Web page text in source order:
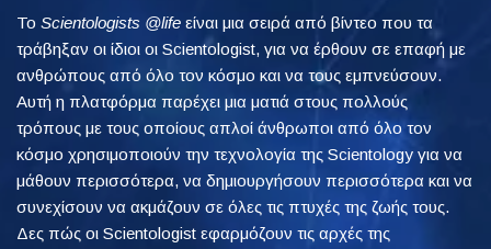
Το Scientologists @life είναι μια σειρά από βίντεο που τα
τράβηξαν οι ίδιοι οι Scientologist, για να έρθουν σε επαφή με
ανθρώπους από όλο τον κόσμο και να τους εμπνεύσουν.
Αυτή η πλατφόρμα παρέχει μια ματιά στους πολλούς
τρόπους με τους οποίους απλοί άνθρωποι από όλο τον
κόσμο χρησιμοποιούν την τεχνολογία της Scientology για να
μάθουν περισσότερα, να δημιουργήσουν περισσότερα και να
συνεχίσουν να ακμάζουν σε όλες τις πτυχές της ζωής τους.
Δες πώς οι Scientologist εφαρμόζουν τις αρχές της